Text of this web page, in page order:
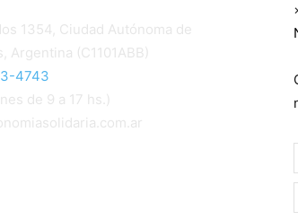
1354, Ciudad Autónoma de
Argentina (C1101ABB)
4743
de 9 a 17 hs.)